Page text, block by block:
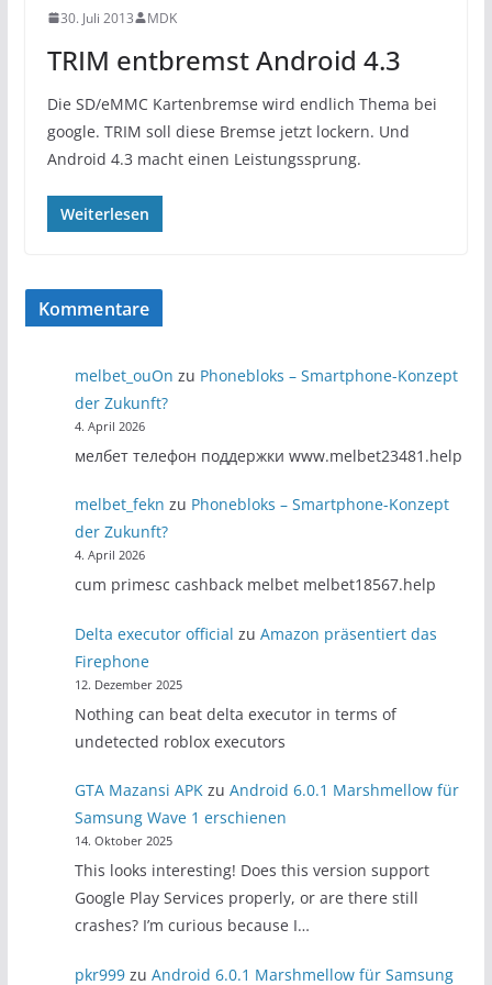
30. Juli 2013 MDK
TRIM entbremst Android 4.3
Die SD/eMMC Kartenbremse wird endlich Thema bei
google. TRIM soll diese Bremse jetzt lockern. Und
Android 4.3 macht einen Leistungssprung.
Weiterlesen
Kommentare
melbet_ouOn zu Phonebloks – Smartphone-Konzept
der Zukunft?
4. April 2026
мелбет телефон поддержки www.melbet23481.help
melbet_fekn zu Phonebloks – Smartphone-Konzept
der Zukunft?
4. April 2026
cum primesc cashback melbet melbet18567.help
Delta executor official zuAmazon präsentiert das
Firephone
12. Dezember 2025
Nothing can beat delta executor in terms of
undetected roblox executors
GTA Mazansi APK zuAndroid 6.0.1 Marshmellow für
Samsung Wave 1 erschienen
14. Oktober 2025
This looks interesting! Does this version support
Google Play Services properly, or are there still
crashes? I’m curious because I…
pkr999 zuAndroid 6.0.1 Marshmellow für Samsung